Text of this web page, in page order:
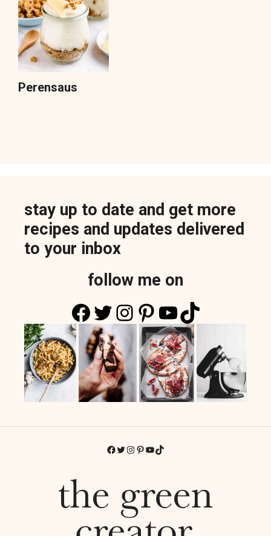
Perensaus
stay up to date and get more
recipes and updates delivered
to your inbox
follow me on
Facebook
Twitter
Instagram
Pinterest
YouTube
TikTok
Facebook
Twitter
Instagram
Pinterest
YouTube
TikTok